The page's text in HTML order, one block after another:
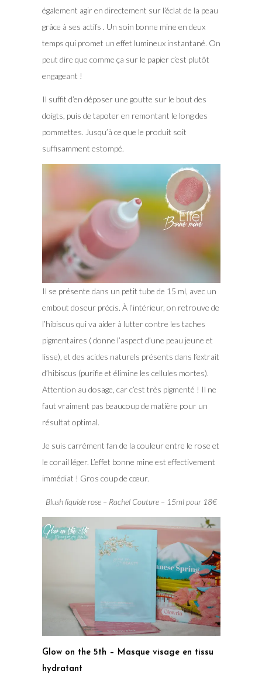
également agir en directement sur l’éclat de la peau
grâce à ses actifs . Un soin bonne mine en deux
temps qui promet un effet lumineux instantané. On
peut dire que comme ça sur le papier c’est plutôt
engageant !
Il suffit d’en déposer une goutte sur le bout des
doigts, puis de tapoter en remontant le long des
pommettes. Jusqu’à ce que le produit soit
suffisamment estompé.
Il se présente dans un petit tube de 15 ml, avec un
embout doseur précis. À l’intérieur, on retrouve de
l’hibiscus qui va aider à lutter contre les taches
pigmentaires ( donne l’aspect d’une peau jeune et
lisse), et des acides naturels présents dans l’extrait
d’hibiscus (purifie et élimine les cellules mortes).
Attention au dosage, car c’est très pigmenté ! Il ne
faut vraiment pas beaucoup de matière pour un
résultat optimal.
Je suis carrément fan de la couleur entre le rose et
le corail léger. L’effet bonne mine est effectivement
immédiat ! Gros coup de cœur.
Blush liquide rose – Rachel Couture – 15ml pour 18€
Glow on the 5th – Masque visage en tissu
hydratant